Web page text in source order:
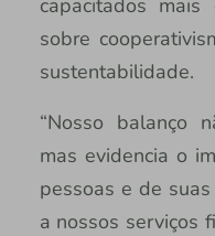
capacitados
sobre
sustentabilidade.
“Nosso balanço
mas evidencia o
pessoas e de
a nossos serviços